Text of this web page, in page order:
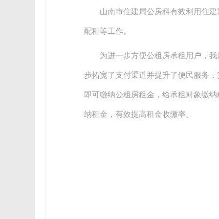
山南市住建局公房科有效利用住
配租等工作。
为进一步方便公租房承租用户，
步拓宽了支付渠道并提升了便民服务
即可缴纳公租房租金，给承租对象缴
纳租金，有效提高租金收缴率。